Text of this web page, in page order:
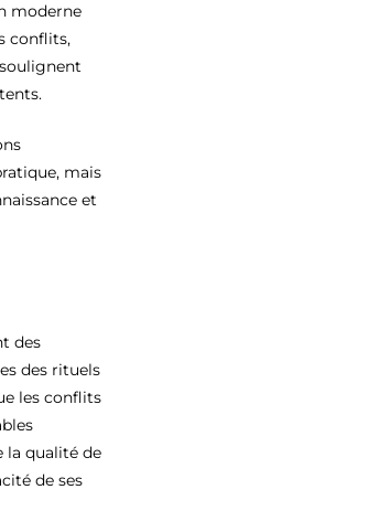
moderne
conflits,
mais
et
des
des rituels
les conflits
la qualité de
de ses